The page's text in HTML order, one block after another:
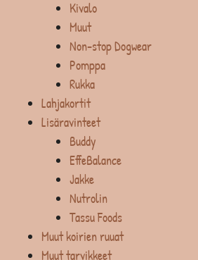
Kivalo
Muut
Non-stop Dogwear
Pomppa
Rukka
Lahjakortit
Lisäravinteet
Buddy
EffeBalance
Jakke
Nutrolin
Tassu Foods
Muut koirien ruuat
Muut tarvikkeet